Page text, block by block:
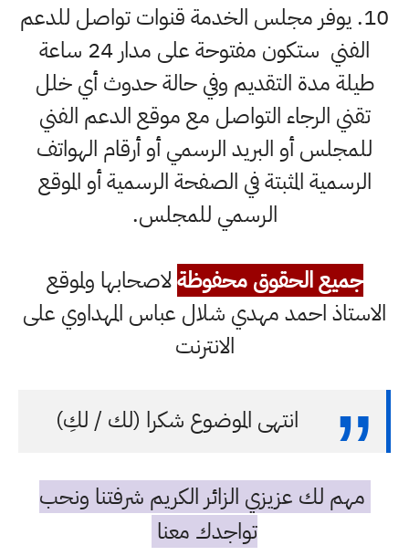
10. يوفر مجلس الخدمة قنوات تواصل للدعم
الفني ستكون مفتوحة على مدار 24 ساعة
طيلة مدة التقديم وفي حالة حدوث أي خلل
تقني الرجاء التواصل مع موقع الدعم الفني
للمجلس أو البريد الرسمي أو أرقام الهواتف
الرسمية المثبتة في الصفحة الرسمية أو الموقع
الرسمي للمجلس.
جميع الحقوق محفوظةلاصحابها ولموقع
الاستاذ احمد مهدي شلال عباس المهداوي على
الانترنت
انتهى الموضوع شكرا (لك / لكِ)
مهم لك عزيزي الزائر الكريم شرفتنا ونحب
تواجدك معنا